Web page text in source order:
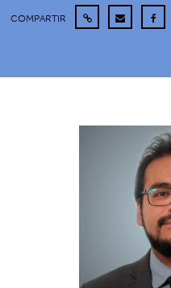
COMPARTIR